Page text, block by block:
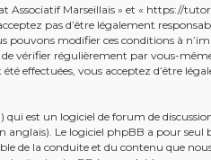
Associatif Marseillais » et « https://
pas d’être légalement
pouvons modifier ces conditions à
vérifier régulièrement par vous-
effectuées, vous acceptez d’être
est un logiciel de forum de
anglais). Le logiciel phpBB a pour seul
de la conduite et du contenu que